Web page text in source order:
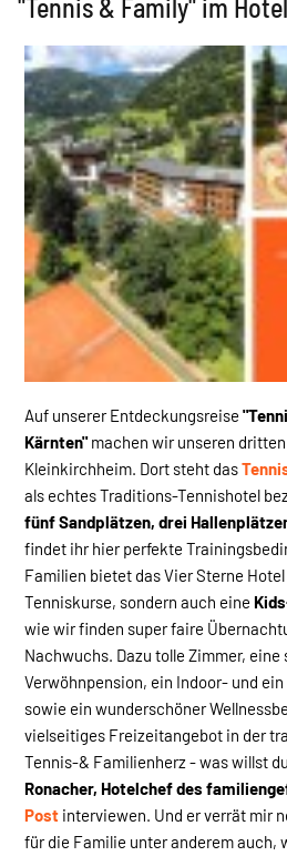
"Tennis & Family" im
Auf unserer Entdeckungsreise
Kärnten"machen wir unseren dritten
Kleinkirchheim. Dort steht das
als echtes Traditions-Tennishotel
fünf Sandplätzen, drei
findet ihr hier perfekte
Familien bietet das Vier Sterne
Tenniskurse, sondern auch eine
wie wir finden super faire
Nachwuchs. Dazu tolle Zimmer, eine
Verwöhnpension, ein Indoor- und
sowie ein wunderschöner
vielseitiges Freizeitangebot in der
Tennis-& Familienherz - was willst
Ronacher, Hotelchef des
Post interviewen. Und er verrät mir
für die Familie unter anderem auch,